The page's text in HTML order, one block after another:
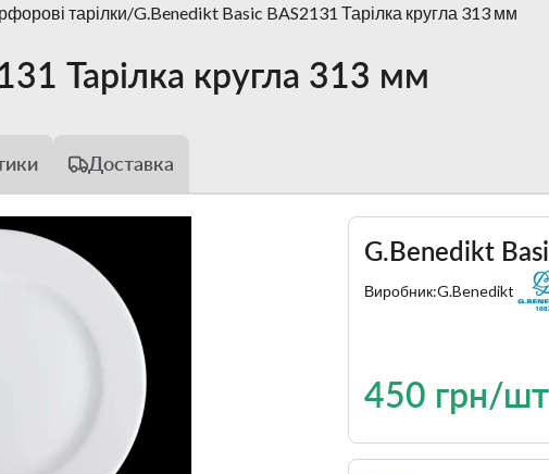
тарілки G.Benedikt Basic BAS2131 Тарілка кругла 313 мм
Тарілка кругла 313 мм
Доставка
G.Benedikt
Виробник:G.Benedikt
450 грн/шт